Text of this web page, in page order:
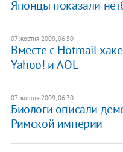
Японцы показали
07 жовтня 2009, 06:50
Вместе с Hotmail
Yahoo! и AOL
07 жовтня 2009, 06:30
Биологи описали
Римской империи